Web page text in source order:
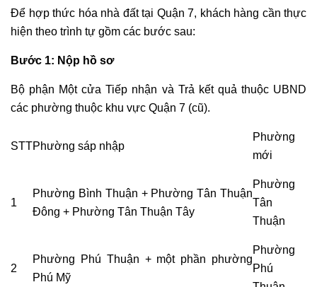
Để hợp thức hóa nhà đất tại Quận 7, khách hàng cần thực
hiện theo trình tự gồm các bước sau:
Bước 1: Nộp hồ sơ
Bộ phận Một cửa Tiếp nhận và Trả kết quả thuộc UBND
các phường thuộc khu vực Quận 7 (cũ).
STTPhường sáp nhập
Phường
mới
1
Phường Bình Thuận + Phường Tân Thuận
Đông + Phường Tân Thuận Tây
Phường
Tân
Thuận
2
Phường Phú Thuận + một phần phường
Phú Mỹ
Phường
Phú